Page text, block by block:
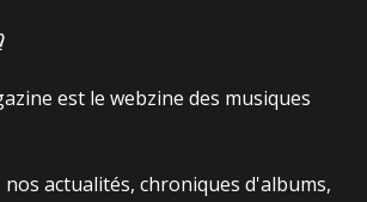
est le webzine des musiques
actualités, chroniques d'albums,